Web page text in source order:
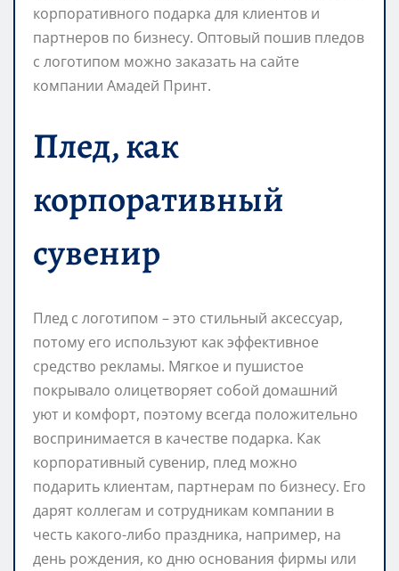
корпоративного подарка для клиентов и
партнеров по бизнесу. Оптовый пошив пледов
с логотипом можно заказать на сайте
компании Амадей Принт.
Плед, как
корпоративный
сувенир
Плед с логотипом – это стильный аксессуар,
потому его используют как эффективное
средство рекламы. Мягкое и пушистое
покрывало олицетворяет собой домашний
уют и комфорт, поэтому всегда положительно
воспринимается в качестве подарка. Как
корпоративный сувенир, плед можно
подарить клиентам, партнерам по бизнесу. Его
дарят коллегам и сотрудникам компании в
честь какого-либо праздника, например, на
день рождения, ко дню основания фирмы или